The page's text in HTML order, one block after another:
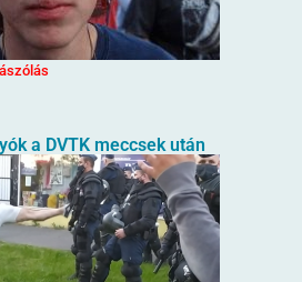
a DVTK meccsek után